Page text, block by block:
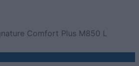
Comfort Plus M850 L